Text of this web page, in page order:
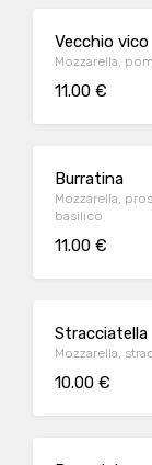
Vecchio vico
Mozzarella,
11.00 €
Burratina
Mozzarella,
basilico
11.00 €
Stracciatella
Mozzarella,
10.00 €